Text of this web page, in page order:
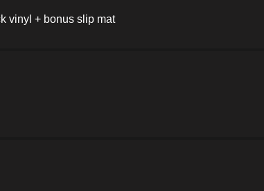
vinyl + bonus slip mat